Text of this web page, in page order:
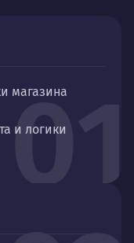
01
магазина
и логики